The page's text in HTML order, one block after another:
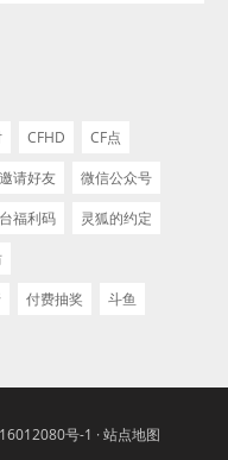
CFHD
CF点
邀请好友
微信公众号
福利码
灵狐的约定
付费抽奖
斗鱼
号-1 ·站点地图